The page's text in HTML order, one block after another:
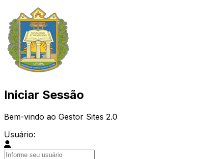
Iniciar Sessão
Bem-vindo ao Gestor Sites 2.0
Usuário: